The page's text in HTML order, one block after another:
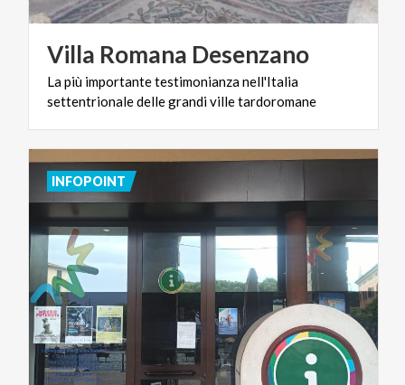
Villa Romana Desenzano
Lapiù importantetestimonianzanell'Italia
settentrionaledellegrandivilletardoromane
INFOPOINT